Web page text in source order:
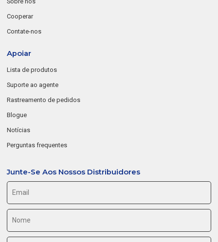
Cooperar
Contate-nos
Apoiar
Lista de produtos
Suporte ao agente
Rastreamento de pedidos
Blogue
Notícias
Perguntas frequentes
Junte-Se Aos Nossos Distribuidores